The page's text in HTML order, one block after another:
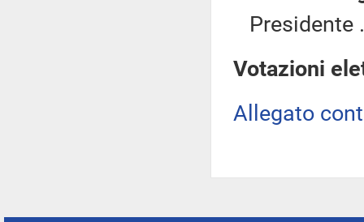
Presidente
Votazioni
Allegato